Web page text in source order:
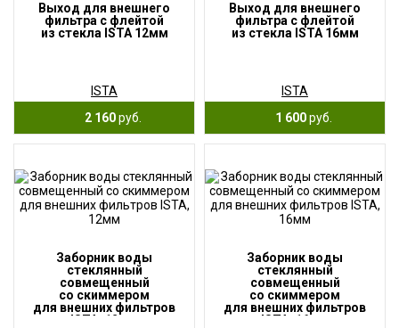
Выход для внешнего
фильтра с флейтой
из стекла ISTA 12мм
ISTA
2 160руб.
Выход для внешнего
фильтра с флейтой
из стекла ISTA 16мм
ISTA
1 600руб.
Заборник воды
стеклянный
совмещенный
со скиммером
для внешних фильтров
ISTA, 12мм
Заборник воды
стеклянный
совмещенный
со скиммером
для внешних фильтров
ISTA, 16мм